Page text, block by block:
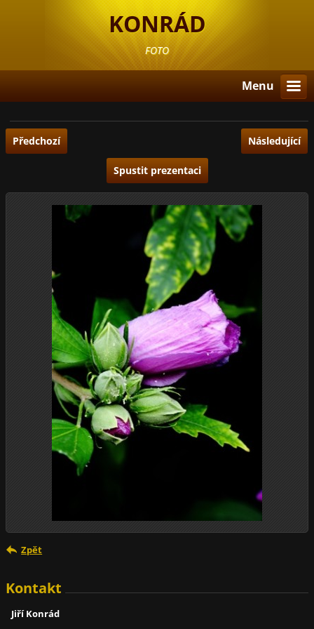
KONRÁD
FOTO
Menu
Předchozí Následující
Spustit prezentaci
Zpět
Kontakt
Jiří Konrád